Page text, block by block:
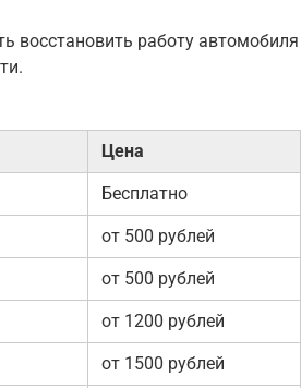
восстановить работу автомобиля
Цена
Бесплатно
от 500 рублей
от 500 рублей
от 1200 рублей
от 1500 рублей